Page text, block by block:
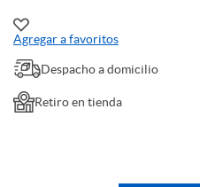
Agregar a favoritos
Despacho a domicilio
Retiro en tienda